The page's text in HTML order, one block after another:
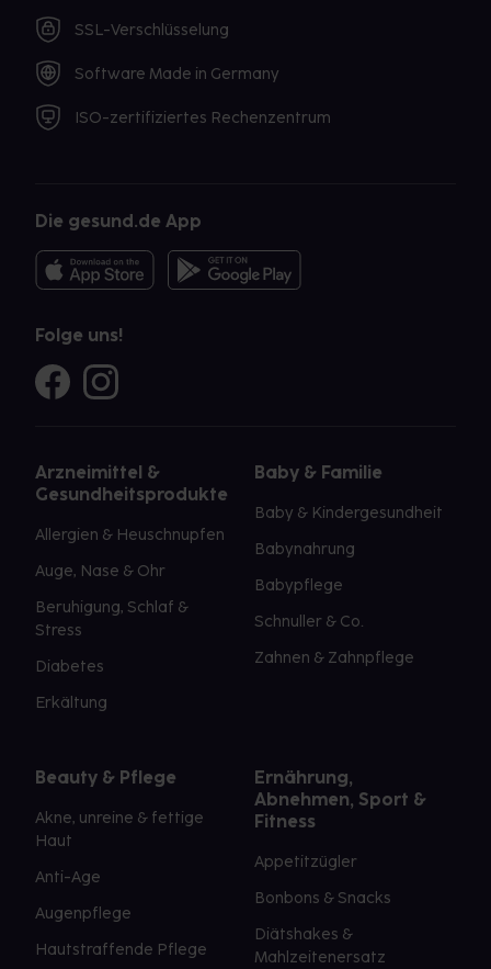
SSL-Verschlüsselung
Software Made in Germany
ISO-zertifiziertes Rechenzentrum
Die gesund.de App
Folge uns!
Arzneimittel &
Gesundheitsprodukte
Allergien & Heuschnupfen
Auge, Nase & Ohr
Beruhigung, Schlaf &
Stress
Diabetes
Erkältung
Baby & Familie
Baby & Kindergesundheit
Babynahrung
Babypflege
Schnuller & Co.
Zahnen & Zahnpflege
Beauty & Pflege
Akne, unreine & fettige
Haut
Anti-Age
Augenpflege
Hautstraffende Pflege
Ernährung,
Abnehmen, Sport &
Fitness
Appetitzügler
Bonbons & Snacks
Diätshakes &
Mahlzeitenersatz